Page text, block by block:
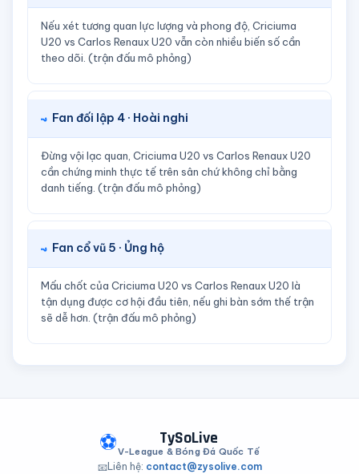
Nếu xét tương quan lực lượng và phong độ, Criciuma
U20 vs Carlos Renaux U20 vẫn còn nhiều biến số cần
theo dõi. (trận đấu mô phỏng)
Fan đối lập 4 · Hoài nghi
Đừng vội lạc quan, Criciuma U20 vs Carlos Renaux U20
cần chứng minh thực tế trên sân chứ không chỉ bằng
danh tiếng. (trận đấu mô phỏng)
Fan cổ vũ 5 · Ủng hộ
Mấu chốt của Criciuma U20 vs Carlos Renaux U20 là
tận dụng được cơ hội đầu tiên, nếu ghi bàn sớm thế trận
sẽ dễ hơn. (trận đấu mô phỏng)
⚽ TySoLive
V-League & Bóng Đá Quốc Tế
📧Liên hệ: contact@zysolive.com